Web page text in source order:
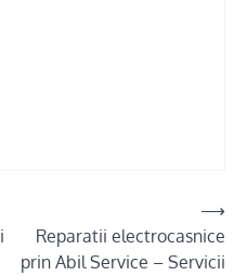
Reparatii electrocasnice
prin Abil Service – Servicii
⟶